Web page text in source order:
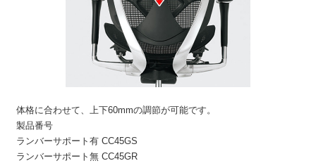
体格に合わせて、上下60mmの調節が可能です。
製品番号
ランバーサポート有 CC45GS
ランバーサポート無 CC45GR